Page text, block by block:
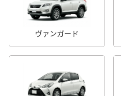
ヴァンガード